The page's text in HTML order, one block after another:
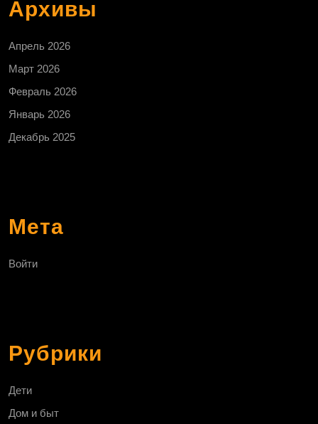
Архивы
Апрель 2026
Март 2026
Февраль 2026
Январь 2026
Декабрь 2025
Мета
Войти
Рубрики
Дети
Дом и быт